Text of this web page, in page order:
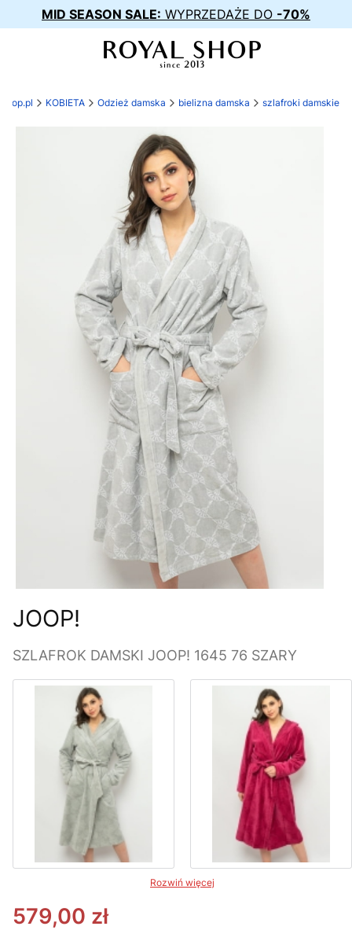
MID SEASON SALE: WYPRZEDAŻE DO -70%
KOBIETA Odzież damska bielizna damska szlafroki damskie
JOOP!
SZLAFROK DAMSKI JOOP! 1645 76 SZARY
Rozwiń więcej
579,00 zł